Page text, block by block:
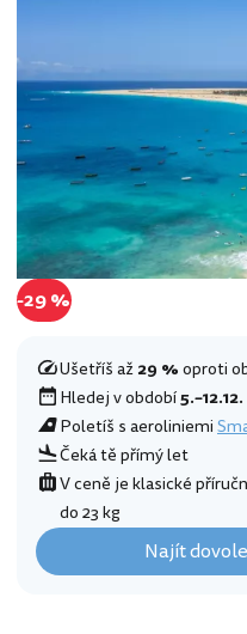
-29 %
Ušetříš až29 %oproti
Hledej v období5.–12.12.
Poletíš s aeroliniemi
Čeká tě přímý let
V ceně je klasické
do 23 kg
Najít